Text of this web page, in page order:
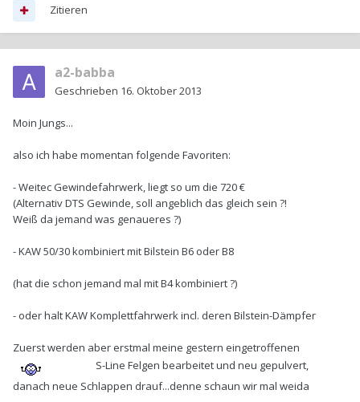
Zitieren
a2-babba
Geschrieben 16. Oktober 2013
Moin Jungs...
also ich habe momentan folgende Favoriten:
- Weitec Gewindefahrwerk, liegt so um die 720 €
(Alternativ DTS Gewinde, soll angeblich das gleich sein ?!
Weiß da jemand was genaueres ?)
- KAW 50/30 kombiniert mit Bilstein B6 oder B8
(hat die schon jemand mal mit B4 kombiniert ?)
- oder halt KAW Komplettfahrwerk incl. deren Bilstein-Dämpfer
Zuerst werden aber erstmal meine gestern eingetroffenen
S-Line Felgen bearbeitet und neu gepulvert,
danach neue Schlappen drauf...denne schaun wir mal weida